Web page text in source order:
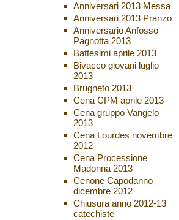
Anniversari 2013 Messa
Anniversari 2013 Pranzo
Anniversario Anfosso
Pagnotta 2013
Battesimi aprile 2013
Bivacco giovani luglio
2013
Brugneto 2013
Cena CPM aprile 2013
Cena gruppo Vangelo
2013
Cena Lourdes novembre
2012
Cena Processione
Madonna 2013
Cenone Capodanno
dicembre 2012
Chiusura anno 2012-13
catechiste